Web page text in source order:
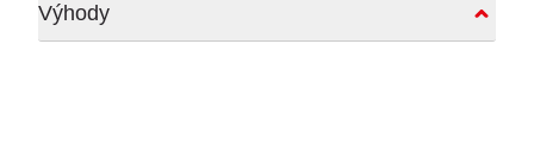
Výhody